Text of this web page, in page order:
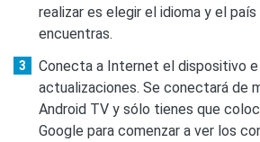
realizar es elegir el idioma y el
encuentras.
Conecta a Internet el dispositivo
actualizaciones. Se conectará de
Android TV y sólo tienes que
Google para comenzar a ver los